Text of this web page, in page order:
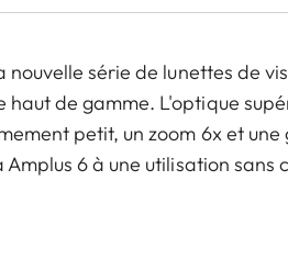
nouvelle série de lunettes de
de gamme. L'optique
petit, un zoom 6x et
6 à une utilisation sans
sûre et flexible au